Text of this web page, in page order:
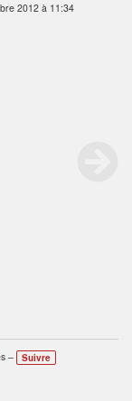
2012 à 11:34
– Suivre